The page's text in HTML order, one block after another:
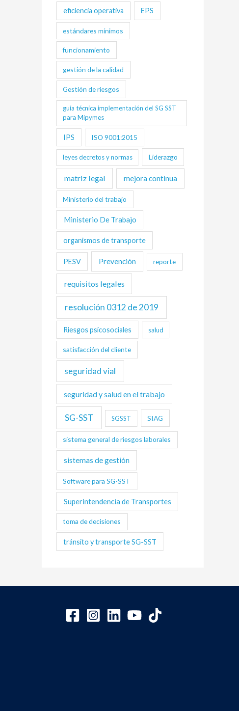
eficiencia operativa EPS
estándares mínimos
funcionamiento
gestión de la calidad
Gestión de riesgos
guía técnica implementación del SG SST
para Mipymes
IPS ISO 9001:2015
leyes decretos y normas Liderazgo
matriz legal mejora continua
Ministerio del trabajo
Ministerio De Trabajo
organismos de transporte
PESV Prevención reporte
requisitos legales
resolución 0312 de 2019
Riesgos psicosociales salud
satisfacción del cliente
seguridad vial
seguridad y salud en el trabajo
SG-SST SGSST SIAG
sistema general de riesgos laborales
sistemas de gestión
Software para SG-SST
Superintendencia de Transportes
toma de decisiones
tránsito y transporte SG-SST